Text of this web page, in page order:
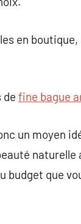
en
de fine bague
un moyen
budget que